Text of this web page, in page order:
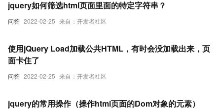
问答 2022-02-25 来自：开发者社区
jquery如何筛选html页面里面的特定字符串？
问答 2022-02-25 来自：开发者社区
使用jQuery Load加载公共HTML，有时会没加载出来，页
面卡住了
jquery的常用操作（操作html页面的Dom对象的元素）